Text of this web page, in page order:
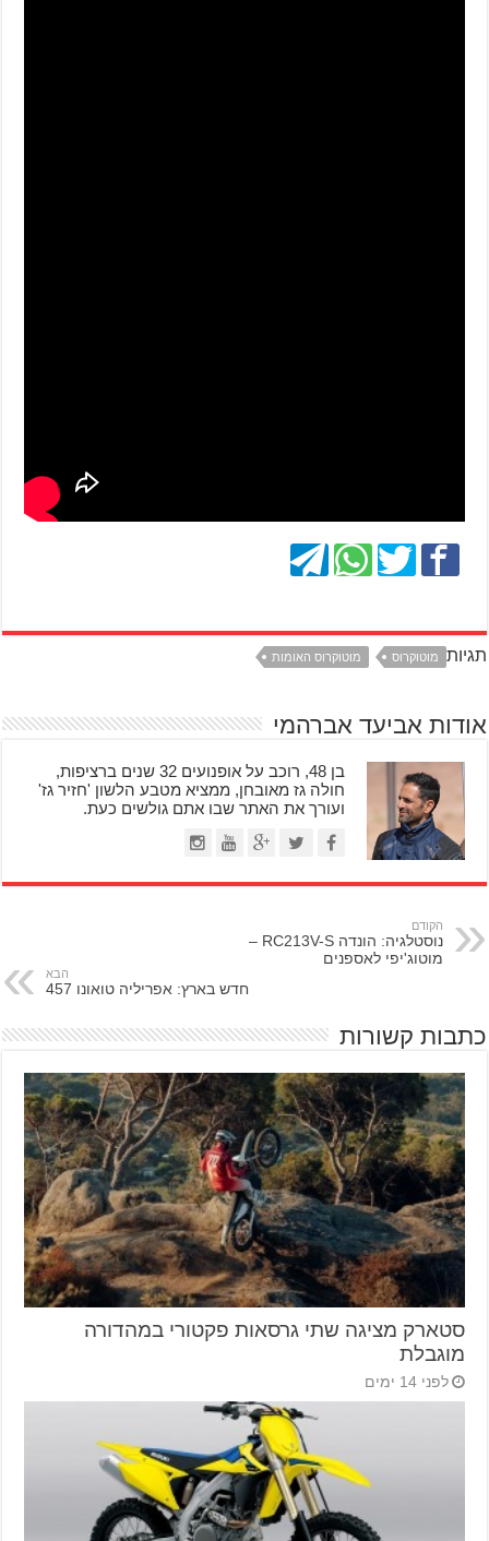
תגיות מוטוקרוס מוטוקרוס האומות
אודות אביעד אברהמי
בן 48, רוכב על אופנועים 32 שנים ברציפות,
חולה גז מאובחן, ממציא מטבע הלשון 'חזיר גז'
ועורך את האתר שבו אתם גולשים כעת.
הקודם
נוסטלגיה: הונדה RC213V-S –
מוטוג'יפי לאספנים
הבא
חדש בארץ: אפריליה טואונו 457
כתבות קשורות
סטארק מציגה שתי גרסאות פקטורי במהדורה
מוגבלת
לפני 14 ימים